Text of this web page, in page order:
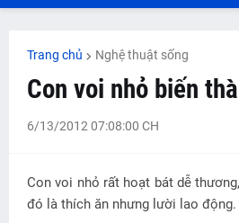
Trang chủ Nghệ thuật sống
Con voi nhỏ biến
6/13/2012 07:08:00 CH
Con voi nhỏ rất hoạt bát dễ
đó là thích ăn nhưng lười lao động.